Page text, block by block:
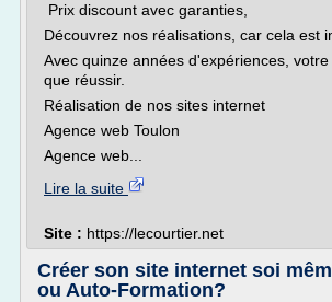
Prix discount avec garanties,
Découvrez nos réalisations, car cela est
Avec quinze années d'expériences,
que réussir.
Réalisation de nos sites internet
Agence web Toulon
Agence web...
Lire la suite
Site : https://lecourtier.net
Créer son site internet soi
ou Auto-Formation?